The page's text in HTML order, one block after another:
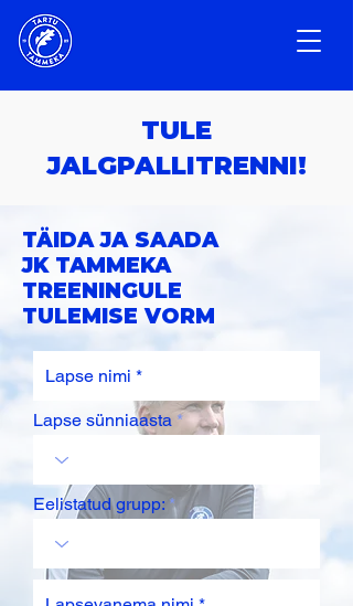
TULE
JALGPALLITRENNI!
TÄIDA JA SAADA
JK TAMMEKA
TREENINGULE
TULEMISE VORM
Lapse sünniaasta
Eelistatud grupp: